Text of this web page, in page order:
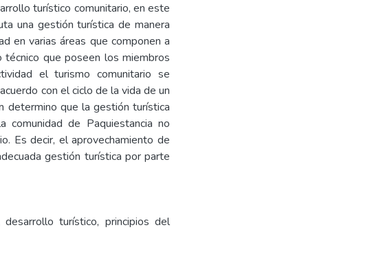
turístico comunitario, en este
una gestión turística de manera
en varias áreas que componen a
que poseen los miembros
el turismo comunitario se
con el ciclo de la vida de un
determino que la gestión turística
de Paquiestancia no
Es decir, el aprovechamiento de
gestión turística por parte
turístico, principios del